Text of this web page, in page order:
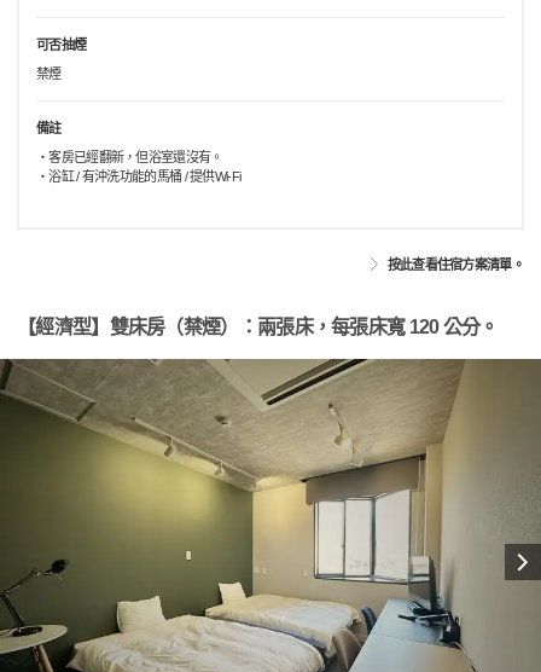
可否抽煙
禁煙
備註
・客房已經翻新，但浴室還沒有。
・浴缸 / 有沖洗功能的馬桶 / 提供Wi-Fi
按此查看住宿方案清單。
【經濟型】雙床房（禁煙）：兩張床，每張床寬 120 公分。